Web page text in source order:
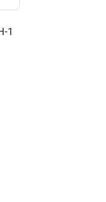
1